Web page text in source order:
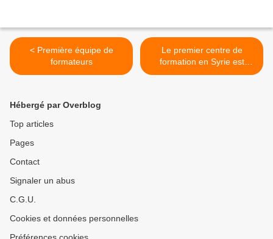
< Première équipe de
formateurs
Le premier centre de
formation en Syrie est
opérationnel >
Hébergé par Overblog
Top articles
Pages
Contact
Signaler un abus
C.G.U.
Cookies et données personnelles